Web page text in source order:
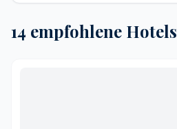
14 empfohlene Hotels